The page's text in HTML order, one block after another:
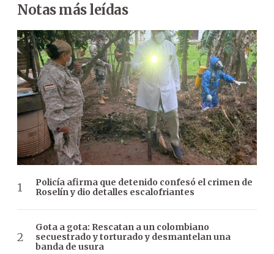
Notas más leídas
Policía afirma que detenido confesó el crimen de
Roselín y dio detalles escalofriantes
Gota a gota: Rescatan a un colombiano
secuestrado y torturado y desmantelan una
banda de usura